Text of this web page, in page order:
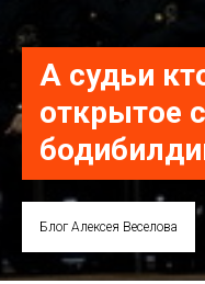
А судьи
открытое
Блог Алексея Веселова